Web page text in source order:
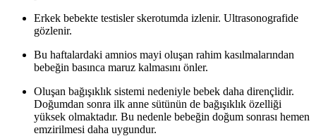
Erkek bebekte testisler skerotumda izlenir. Ultrasonografide
gözlenir.
Bu haftalardaki amnios mayi oluşan rahim kasılmalarından
bebeğin basınca maruz kalmasını önler.
Oluşan bağışıklık sistemi nedeniyle bebek daha dirençlidir.
Doğumdan sonra ilk anne sütünün de bağışıklık özelliği
yüksek olmaktadır. Bu nedenle bebeğin doğum sonrası hemen
emzirilmesi daha uygundur.